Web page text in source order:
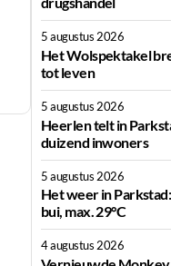
5 augustus 2026
Het Wolspektakel
tot leven
5 augustus 2026
Heerlen telt in
duizend inwoners
5 augustus 2026
Het weer in
bui, max. 29°C
4 augustus 2026